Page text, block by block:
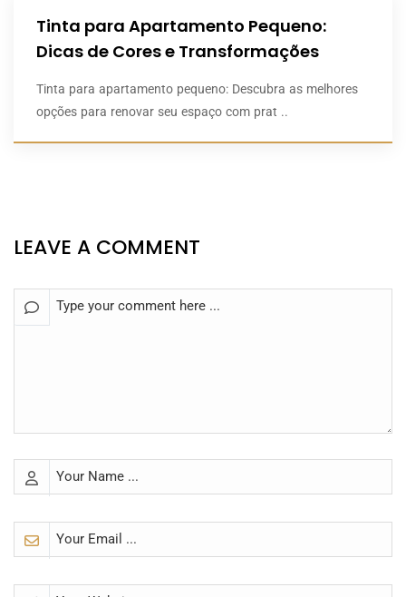
Tinta para Apartamento Pequeno:
Dicas de Cores e Transformações
Tinta para apartamento pequeno: Descubra as melhores
opções para renovar seu espaço com prat ..
LEAVE A COMMENT